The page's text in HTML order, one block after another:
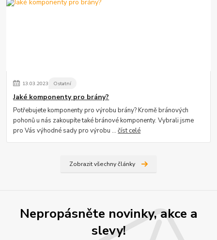
13.03.2023 Ostatní
Jaké komponenty pro brány?
Potřebujete komponenty pro výrobu brány? Kromě bránových
pohonů u nás zakoupíte také bránové komponenty. Vybrali jsme
pro Vás výhodné sady pro výrobu ...číst celé
Zobrazit všechny články
Nepropásněte novinky, akce a
slevy!